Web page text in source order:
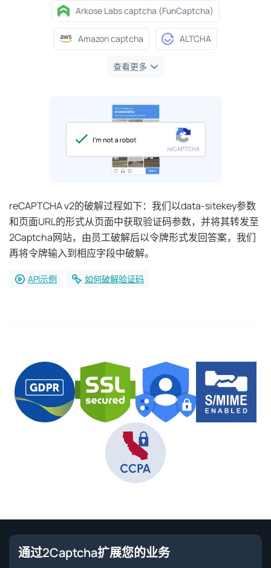
Arkose Labs captcha (FunCaptcha)
Amazon captcha ALTCHA
查看更多
reCAPTCHA v2的破解过程如下：我们以data-sitekey参数
和页面URL的形式从页面中获取验证码参数，并将其转发至
2Captcha网站，由员工破解后以令牌形式发回答案，我们
再将令牌输入到相应字段中破解。
API示例 如何破解验证码
通过2Captcha扩展您的业务